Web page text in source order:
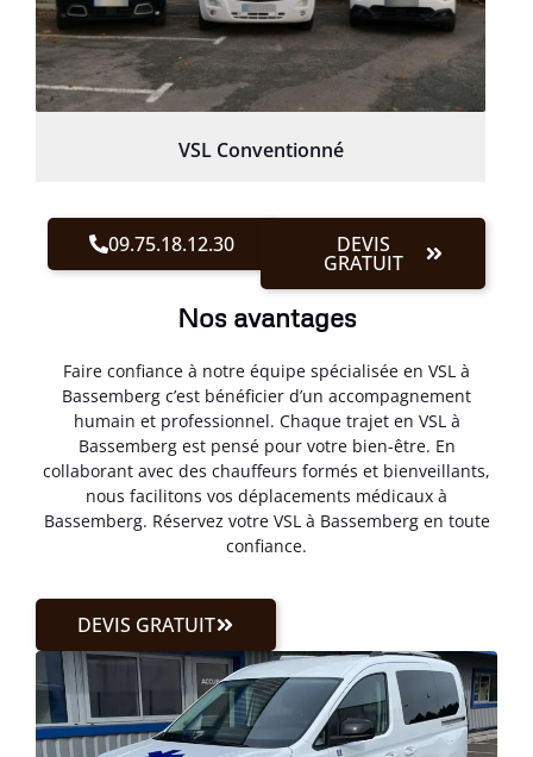
VSL Conventionné
09.75.18.12.30 DEVIS
GRATUIT
Nos avantages
Faire confiance à notre équipe spécialisée en VSL à
Bassemberg c’est bénéficier d’un accompagnement
humain et professionnel. Chaque trajet en VSL à
Bassemberg est pensé pour votre bien-être. En
collaborant avec des chauffeurs formés et bienveillants,
nous facilitons vos déplacements médicaux à
Bassemberg. Réservez votre VSL à Bassemberg en toute
confiance.
DEVIS GRATUIT